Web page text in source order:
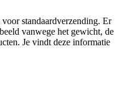
standaardverzending. Er
vanwege het gewicht, de
Je vindt deze informatie